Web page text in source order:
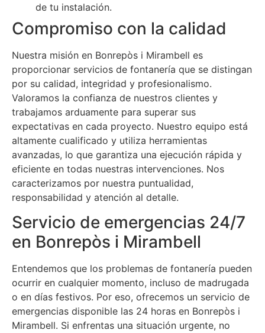
de tu instalación.
Compromiso con la calidad
Nuestra misión en Bonrepòs i Mirambell es
proporcionar servicios de fontanería que se distingan
por su calidad, integridad y profesionalismo.
Valoramos la confianza de nuestros clientes y
trabajamos arduamente para superar sus
expectativas en cada proyecto. Nuestro equipo está
altamente cualificado y utiliza herramientas
avanzadas, lo que garantiza una ejecución rápida y
eficiente en todas nuestras intervenciones. Nos
caracterizamos por nuestra puntualidad,
responsabilidad y atención al detalle.
Servicio de emergencias 24/7
en Bonrepòs i Mirambell
Entendemos que los problemas de fontanería pueden
ocurrir en cualquier momento, incluso de madrugada
o en días festivos. Por eso, ofrecemos un servicio de
emergencias disponible las 24 horas en Bonrepòs i
Mirambell. Si enfrentas una situación urgente, no